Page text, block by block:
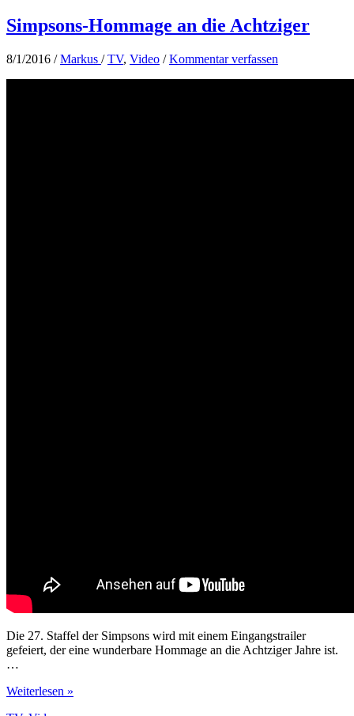
Simpsons-Hommage an die Achtziger
8/1/2016 /Markus /TV, Video /Kommentar verfassen
Die 27. Staffel der Simpsons wird mit einem Eingangstrailer
gefeiert, der eine wunderbare Hommage an die Achtziger Jahre ist.
…
Simpsons-
Weiterlesen »